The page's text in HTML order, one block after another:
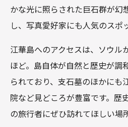
かな光に照らされた巨石群が幻
し、写真愛好家にも人気のスポ
江華島へのアクセスは、ソウル
ほど。島自体が自然と歴史が調
られており、支石墓のほかにも
院など見どころが豊富です。歴
の旅行者にぜひ訪れてほしい場